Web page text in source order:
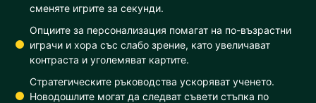
сменяте игрите за секунди.
Опциите за персонализация помагат на по-възрастни
играчи и хора със слабо зрение, като увеличават
контраста и уголемяват картите.
Стратегическите ръководства ускоряват ученето.
Новодошлите могат да следват съвети стъпка по